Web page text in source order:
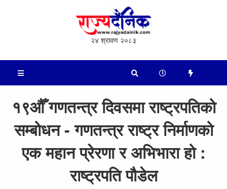
२४ श्रावण २०८३
१९औँ गणतन्त्र दिवसमा राष्ट्रपतिको
सम्बोधन - गणतन्त्र राष्ट्र निर्माणको
एक महान प्रेरणा र अभिभारा हो :
राष्ट्रपति पौडेल